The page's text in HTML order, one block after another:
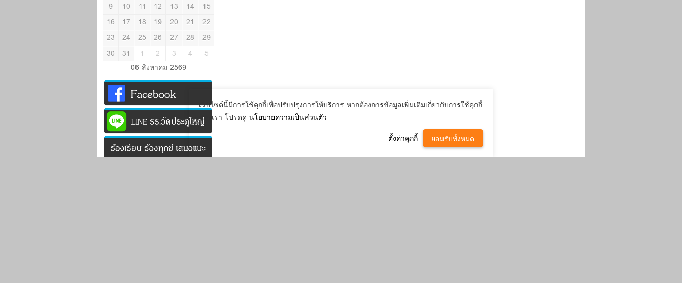
9
10 11 12 13 14
15
16
17 18 19 20 21
22
23
24 25 26 27 28
29
30
31 1 2 3 4
5
06 สิงหาคม 2569
เว็บไซต์นี้มีการใช้คุกกี้เพื่อปรับปรุงการให้บริการ หากต้องการข้อมูลเพิ่มเติมเกี่ยวกับการใช้คุกกี้
ของเรา โปรดดู นโยบายความเป็นส่วนตัว
ตั้งค่าคุกกี้
ยอมรับทั้งหมด